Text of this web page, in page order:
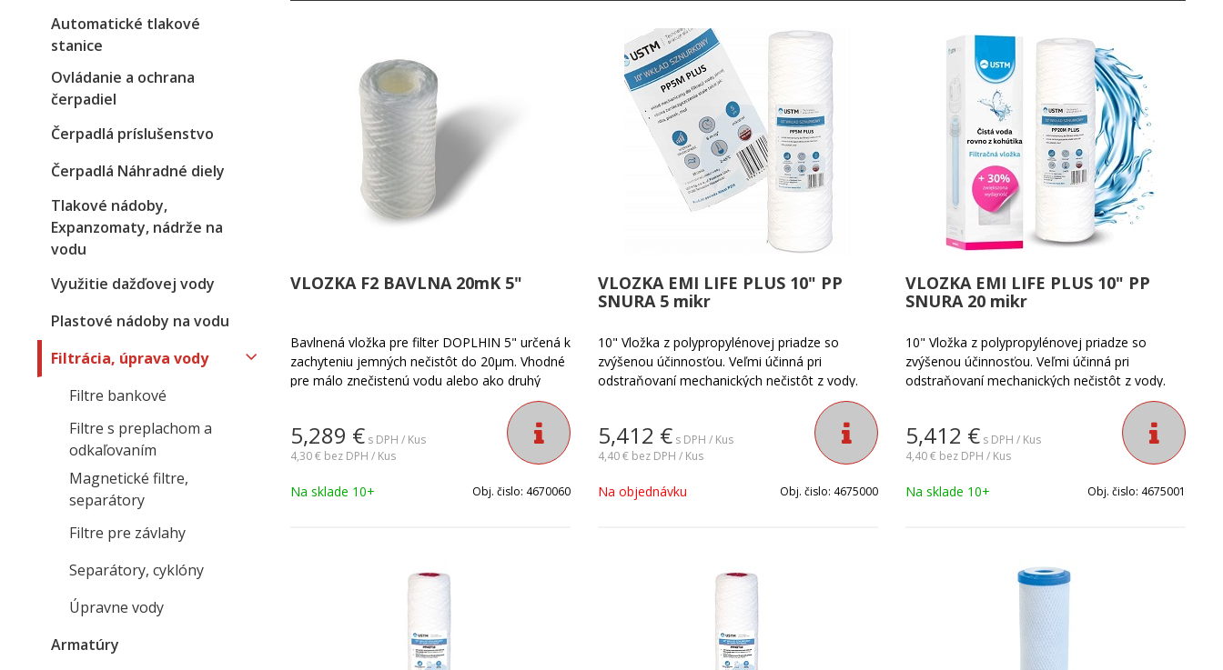
VLOZKA F2 BAVLNA 20mK 5"
Bavlnená vložka pre filter DOPLHIN 5" určená k
zachyteniu jemných nečistôt do 20µm. Vhodné
pre málo znečistenú vodu alebo ako druhý
stupeň filtrácie za filtrom s vymývateľnou
vložkou. Po zanesení nuté vložku vymeniť.
5,289 € s DPH / Kus
4,30 € bez DPH / Kus
Na sklade 10+ Obj. čislo: 4670060
VLOZKA EMI LIFE PLUS 10" PP
SNURA 5 mikr
10" Vložka z polypropylénovej priadze so
zvýšenou účinnosťou. Veľmi účinná pri
odstraňovaní mechanických nečistôt z vody.
5,412 € s DPH / Kus
4,40 € bez DPH / Kus
Na objednávku Obj. čislo: 4675000
VLOZKA EMI LIFE PLUS 10" PP
SNURA 20 mikr
10" Vložka z polypropylénovej priadze so
zvýšenou účinnosťou. Veľmi účinná pri
odstraňovaní mechanických nečistôt z vody.
5,412 € s DPH / Kus
4,40 € bez DPH / Kus
Na sklade 10+ Obj. čislo: 4675001
Automatické tlakové
stanice
Ovládanie a ochrana
čerpadiel
Čerpadlá príslušenstvo
Čerpadlá Náhradné diely
Tlakové nádoby,
Expanzomaty, nádrže na
vodu
Využitie dažďovej vody
Plastové nádoby na vodu
Filtrácia, úprava vody
Filtre bankové
Filtre s preplachom a
odkaľovaním
Magnetické filtre,
separátory
Filtre pre závlahy
Separátory, cyklóny
Úpravne vody
Armatúry